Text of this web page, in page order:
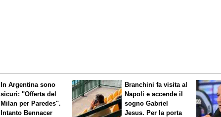
In Argentina sono
sicuri: "Offerta del
Milan per Paredes".
Intanto Bennacer
Branchini fa visita al
Napoli e accende il
sogno Gabriel
Jesus. Per la porta